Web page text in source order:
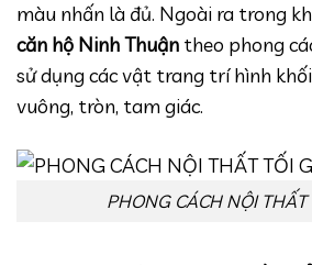
màu nhấn là đủ. Ngoài ra trong
căn hộ Ninh Thuận theo phong
sử dụng các vật trang trí hình
vuông, tròn, tam giác.
PHONG CÁCH NỘI THẤT